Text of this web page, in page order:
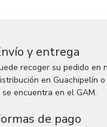
y entrega
recoger su pedido en
en Guachipelín
se encuentra en el GAM.
de pago